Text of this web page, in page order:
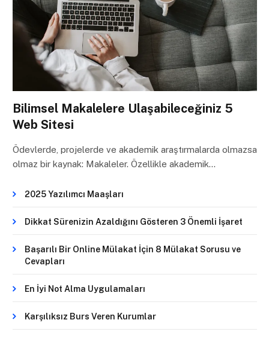
Bilimsel Makalelere Ulaşabileceğiniz 5
Web Sitesi
Ödevlerde, projelerde ve akademik araştırmalarda olmazsa
olmaz bir kaynak: Makaleler. Özellikle akademik…
2025 Yazılımcı Maaşları
Dikkat Sürenizin Azaldığını Gösteren 3 Önemli İşaret
Başarılı Bir Online Mülakat İçin 8 Mülakat Sorusu ve
Cevapları
En İyi Not Alma Uygulamaları
Karşılıksız Burs Veren Kurumlar